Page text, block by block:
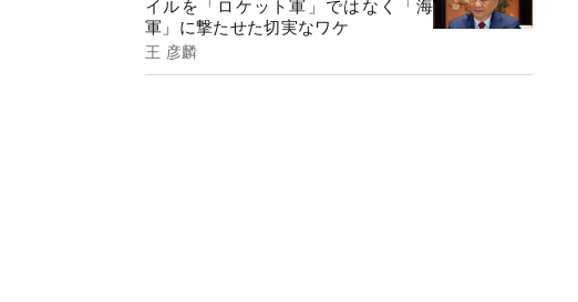
イルを「ロケット軍」ではなく「海
軍」に撃たせた切実なワケ
王 彦麟